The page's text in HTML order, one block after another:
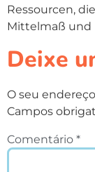
Ressourcen,
Mittelmaß und
Deixe
O seu
Campos
Comentário *